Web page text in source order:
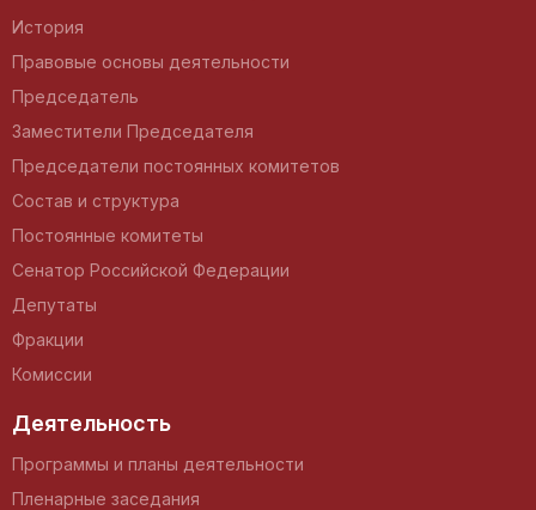
История
Правовые основы деятельности
Председатель
Заместители Председателя
Председатели постоянных комитетов
Состав и структура
Постоянные комитеты
Сенатор Российской Федерации
Депутаты
Фракции
Комиссии
Деятельность
Программы и планы деятельности
Пленарные заседания